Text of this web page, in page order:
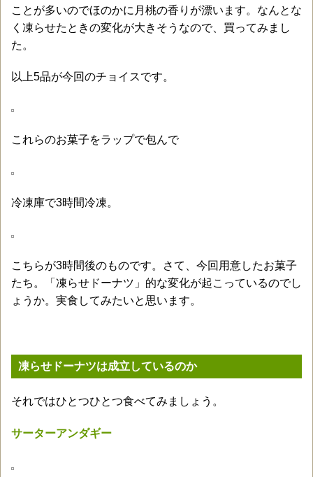
ことが多いのでほのかに月桃の香りが漂います。なんとな
く凍らせたときの変化が大きそうなので、買ってみまし
た。
以上5品が今回のチョイスです。
これらのお菓子をラップで包んで
冷凍庫で3時間冷凍。
こちらが3時間後のものです。さて、今回用意したお菓子
たち。「凍らせドーナツ」的な変化が起こっているのでし
ょうか。実食してみたいと思います。
凍らせドーナツは成立しているのか
それではひとつひとつ食べてみましょう。
サーターアンダギー